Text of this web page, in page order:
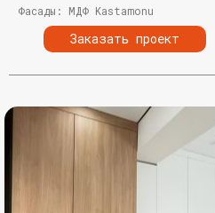
Фасады: МДФ Kastamonu
Заказать проект